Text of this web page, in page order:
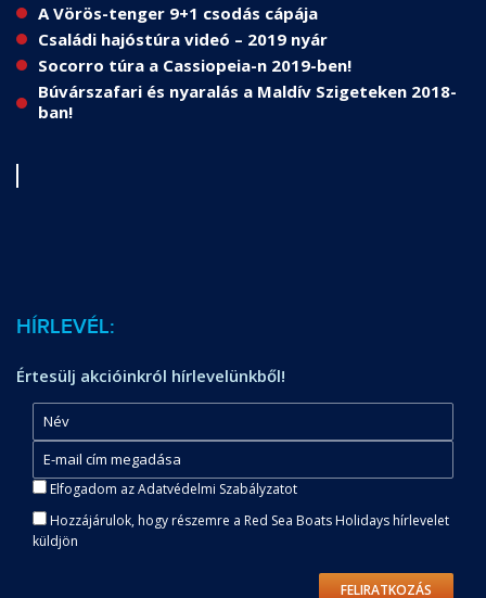
A Vörös-tenger 9+1 csodás cápája
Családi hajóstúra videó – 2019 nyár
Socorro túra a Cassiopeia-n 2019-ben!
Búvárszafari és nyaralás a Maldív Szigeteken 2018-
ban!
HÍRLEVÉL:
Értesülj akcióinkról hírlevelünkből!
Elfogadom az Adatvédelmi Szabályzatot
Hozzájárulok, hogy részemre a Red Sea Boats Holidays hírlevelet
küldjön
FELIRATKOZÁS